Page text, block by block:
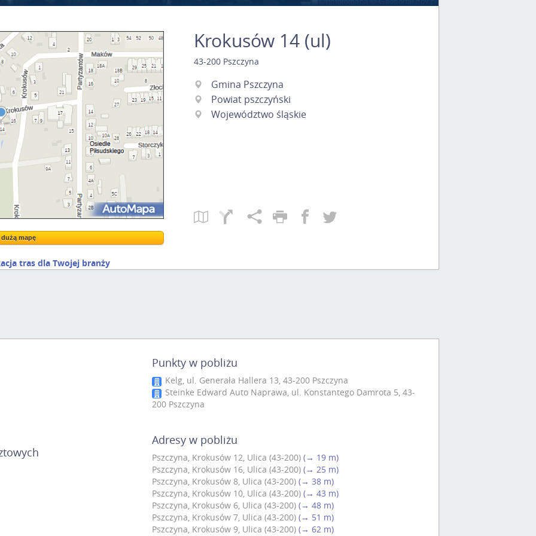
Kreatorze map Targeo
dużą mapę
mapę
tras dla Twojej branży
Krokusów 14 (ul)
43-200 Pszczyna
Gmina Pszczyna
Powiat pszczyński
Województwo śląskie
Punkty w pobliżu
Kelg, ul. Generała Hallera 13, 43-200 Pszczyna
Steinke Edward Auto Naprawa, ul. Konstantego Damrota 5, 43-
200 Pszczyna
Adresy w pobliżu
Pszczyna, Krokusów 12, Ulica (43-200) (→ 19 m)
Pszczyna, Krokusów 16, Ulica (43-200) (→ 25 m)
Pszczyna, Krokusów 8, Ulica (43-200) (→ 38 m)
Pszczyna, Krokusów 10, Ulica (43-200) (→ 43 m)
Pszczyna, Krokusów 6, Ulica (43-200) (→ 48 m)
Pszczyna, Krokusów 7, Ulica (43-200) (→ 51 m)
Pszczyna, Krokusów 9, Ulica (43-200) (→ 62 m)